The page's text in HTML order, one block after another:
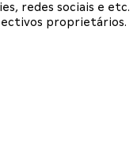
redes sociais e etc.
proprietários.